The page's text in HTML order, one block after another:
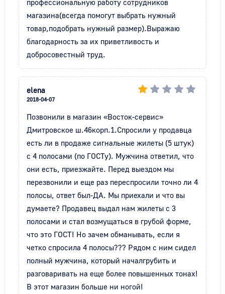
профессиональную работу сотрудников
магазина(всегда помогут выбрать нужный
товар,подобрать нужный размер).Выражаю
благодарность за их приветливость и
добросовестный труд.
elena
2018-04-07
Позвонили в магазин «Восток-сервис»
Дмитровское ш.46корп.1.Спросили у продавца
есть ли в продаже сигнальные жилеты (5 штук)
с 4 полосами (по ГОСТу). Мужчина ответил, что
они есть, приезжайте. Перед выездом мы
перезвонили и еще раз переспросили точно ли 4
полосы, ответ был-ДА. Мы приехали и что вы
думаете? Продавец выдал нам жилеты с 3
полосами и стал возмущаться в грубой форме,
что это ГОСТ! Но зачем обманывать, если я
четко спросила 4 полосы??? Рядом с ним сидел
полный мужчина, который началгрубить и
разговаривать на еще более повышенных тонах!
В этот магазин больше ни ногой!